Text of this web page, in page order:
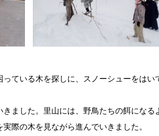
ている木を探しに、スノーシューをはい
ました。里山には、野鳥たちの餌になる
際の木を見ながら進んでいきました。